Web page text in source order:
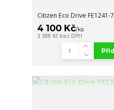
Citizen Eco Drive FE1241-
4 100 Kč/ks
3 388 Kč bez DPH